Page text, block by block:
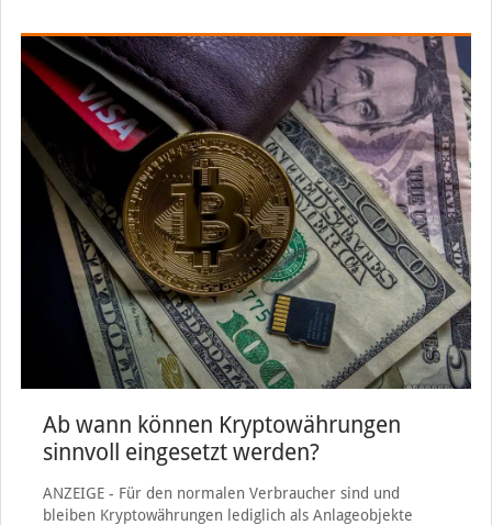
Ab wann können Kryptowährungen
sinnvoll eingesetzt werden?
ANZEIGE - Für den normalen Verbraucher sind und
bleiben Kryptowährungen lediglich als Anlageobjekte